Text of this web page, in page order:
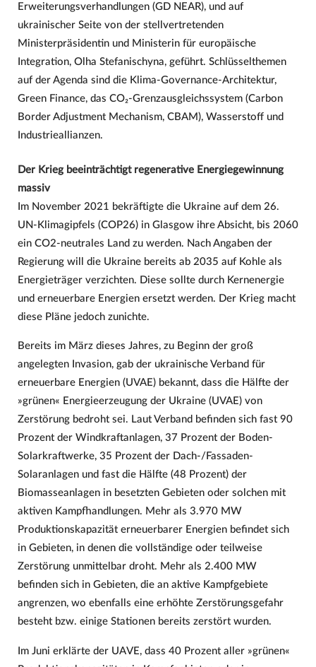
Erweiterungsverhandlungen (GD NEAR), und auf
ukrainischer Seite von der stellvertretenden
Ministerpräsidentin und Ministerin für europäische
Integration, Olha Stefanischyna, geführt. Schlüsselthemen
auf der Agenda sind die Klima-Governance-Architektur,
Green Finance, das CO₂-Grenzausgleichssystem (Carbon
Border Adjustment Mechanism, CBAM), Wasserstoff und
Industrieallianzen.
Der Krieg beeinträchtigt regenerative Energiegewinnung
massiv
Im November 2021 bekräftigte die Ukraine auf dem 26.
UN-Klimagipfels (COP26) in Glasgow ihre Absicht, bis 2060
ein CO2-neutrales Land zu werden. Nach Angaben der
Regierung will die Ukraine bereits ab 2035 auf Kohle als
Energieträger verzichten. Diese sollte durch Kernenergie
und erneuerbare Energien ersetzt werden. Der Krieg macht
diese Pläne jedoch zunichte.
Bereits im März dieses Jahres, zu Beginn der groß
angelegten Invasion, gab der ukrainische Verband für
erneuerbare Energien (UVAE) bekannt, dass die Hälfte der
»grünen« Energieerzeugung der Ukraine (UVAE) von
Zerstörung bedroht sei. Laut Verband befinden sich fast 90
Prozent der Windkraftanlagen, 37 Prozent der Boden-
Solarkraftwerke, 35 Prozent der Dach-/Fassaden-
Solaranlagen und fast die Hälfte (48 Prozent) der
Biomasseanlagen in besetzten Gebieten oder solchen mit
aktiven Kampfhandlungen. Mehr als 3.970 MW
Produktionskapazität erneuerbarer Energien befindet sich
in Gebieten, in denen die vollständige oder teilweise
Zerstörung unmittelbar droht. Mehr als 2.400 MW
befinden sich in Gebieten, die an aktive Kampfgebiete
angrenzen, wo ebenfalls eine erhöhte Zerstörungsgefahr
besteht bzw. einige Stationen bereits zerstört wurden.
Im Juni erklärte der UAVE, dass 40 Prozent aller »grünen«